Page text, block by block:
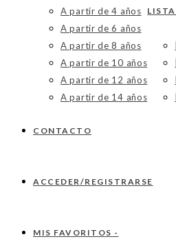
A partir de 4 años
A partir de 6 años
A partir de 8 años
A partir de 10 años
A partir de 12 años
A partir de 14 años
CONTACTO
ACCEDER/REGISTRARSE
MIS FAVORITOS -